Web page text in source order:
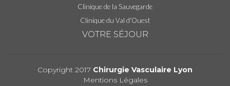
Clinique de la Sauvegarde
Clinique du Val d'Ouest
VOTRE SÉJOUR
Copyright 2017 Chirurgie Vasculaire Lyon
Mentions Légales